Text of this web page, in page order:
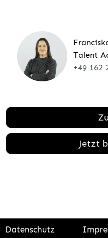
Talent
+49 162
Jetzt
Datenschutz